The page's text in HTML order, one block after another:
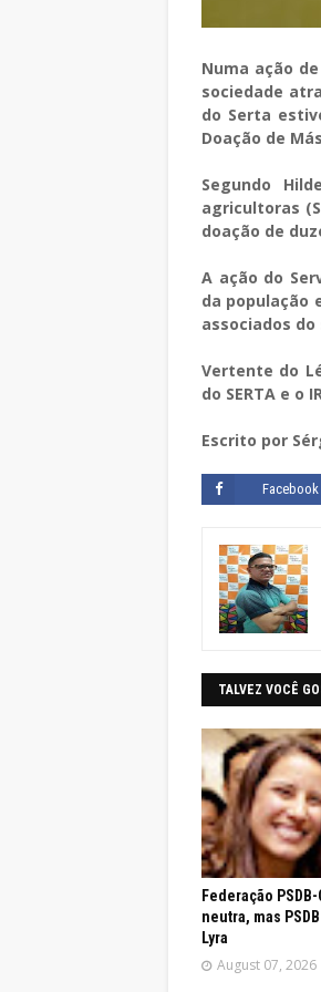
Numa ação
sociedade
do Serta
Doação de
Segundo
agricultoras
doação de
A ação do
da população
associados
Vertente do
do SERTA e o
Escrito por
Facebook
TALVEZ VOCÊ
Federação
neutra, mas
Lyra
August 07, 2026